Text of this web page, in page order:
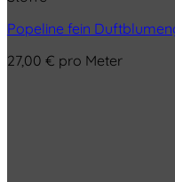
Popeline fein
27,00 € pro Meter